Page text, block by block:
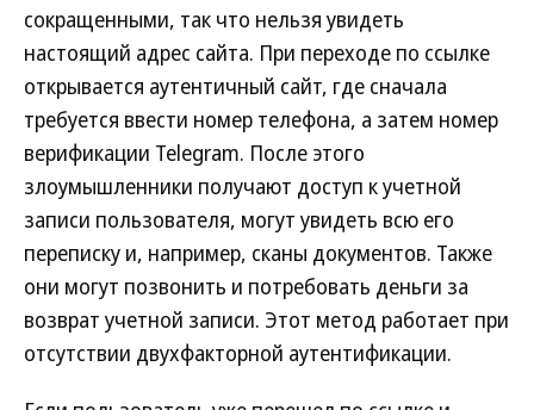
сокращенными, так что нельзя увидеть
настоящий адрес сайта. При переходе по ссылке
открывается аутентичный сайт, где сначала
требуется ввести номер телефона, а затем номер
верификации Telegram. После этого
злоумышленники получают доступ к учетной
записи пользователя, могут увидеть всю его
переписку и, например, сканы документов. Также
они могут позвонить и потребовать деньги за
возврат учетной записи. Этот метод работает при
отсутствии двухфакторной аутентификации.